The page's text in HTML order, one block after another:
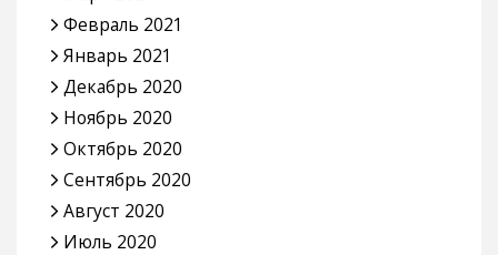
Февраль 2021
Январь 2021
Декабрь 2020
Ноябрь 2020
Октябрь 2020
Сентябрь 2020
Август 2020
Июль 2020